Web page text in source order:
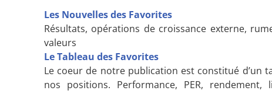
Les Nouvelles des Favorites
Résultats, opérations de croissance externe,
valeurs
Le Tableau des Favorites
Le coeur de notre publication est constitué d’un
nos positions. Performance, PER, rendement,